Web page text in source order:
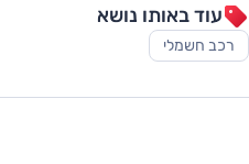
עוד באותו נושא
רכב חשמלי